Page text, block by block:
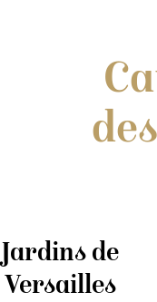
Jardins de
Versailles